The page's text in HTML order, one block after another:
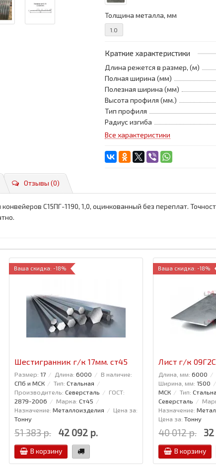
Толщина металла, мм
1.0
Краткие характеристики
Длина режется в размер, (м)
Полная ширина (мм)
Полезная ширина (мм)
Высота профиля (мм.)
Тип профиля
Радиус изгиба
Все характеристики
Отзывы (0)
С15ПГ-1190, 1,0, оцинкованный без переплат.
Ваша скидка: -18%
Шестигранник г/к 17мм. ст45
Размер: 17 Длина: 6000
В наличие:
СПб и МСК
Тип: Стальная
Производитель: Северсталь
ГОСТ:
2879-2006
Марка: Ст45
Назначение: Металлоизделия
Цена за:
Тонну
51 383 р. 42 092 р.
В корзину
Ваша скидка: -18%
Лист г/к
Длина, мм: 6000
Ширина, мм: 1500
МСК
Тип:
Северсталь
Назначение:
Цена за: Тонну
40 012 р. 32
В корзину